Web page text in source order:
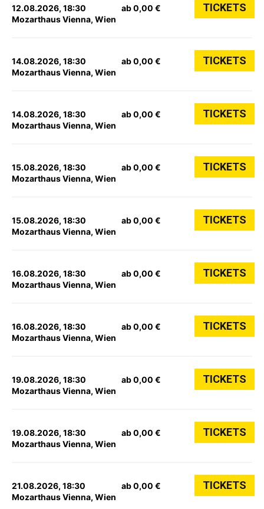
12.08.2026, 18:30
Mozarthaus Vienna, Wien
ab 0,00 € TICKETS
14.08.2026, 18:30
Mozarthaus Vienna, Wien
ab 0,00 € TICKETS
14.08.2026, 18:30
Mozarthaus Vienna, Wien
ab 0,00 € TICKETS
15.08.2026, 18:30
Mozarthaus Vienna, Wien
ab 0,00 € TICKETS
15.08.2026, 18:30
Mozarthaus Vienna, Wien
ab 0,00 € TICKETS
16.08.2026, 18:30
Mozarthaus Vienna, Wien
ab 0,00 € TICKETS
16.08.2026, 18:30
Mozarthaus Vienna, Wien
ab 0,00 € TICKETS
19.08.2026, 18:30
Mozarthaus Vienna, Wien
ab 0,00 € TICKETS
19.08.2026, 18:30
Mozarthaus Vienna, Wien
ab 0,00 € TICKETS
21.08.2026, 18:30
Mozarthaus Vienna, Wien
ab 0,00 € TICKETS